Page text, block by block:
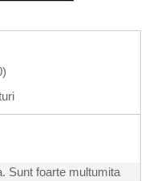
)
Sunt foarte multumita